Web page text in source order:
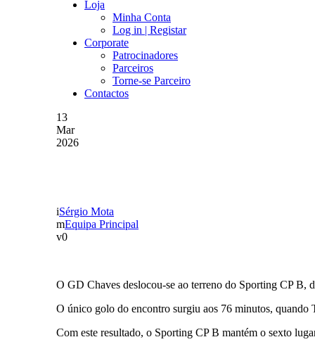
Loja
Minha Conta
Log in | Registar
Corporate
Patrocinadores
Parceiros
Torne-se Parceiro
Contactos
13
Mar
2026
Sérgio Mota
Equipa Principal
0
O GD Chaves deslocou-se ao terreno do Sporting CP B,
O único golo do encontro surgiu aos 76 minutos, quando
Com este resultado, o Sporting CP B mantém o sexto